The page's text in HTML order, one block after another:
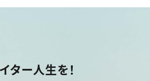
ター人生を！